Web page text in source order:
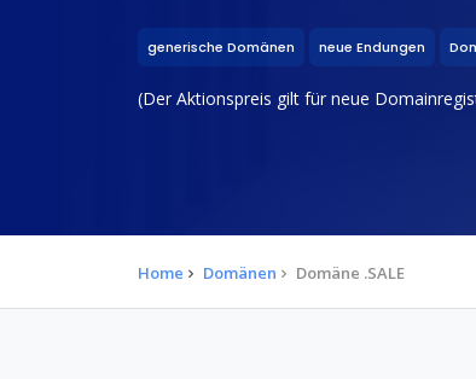
generische Domänen neue Endungen
(Der Aktionspreis gilt für neue
Home Domänen Domäne .SALE